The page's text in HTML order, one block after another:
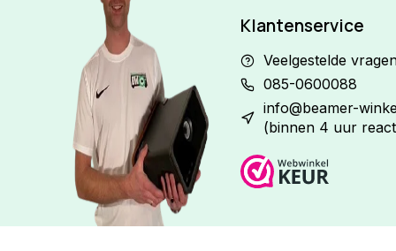
Klantenservice
Veelgestelde
085-0600088
info@beamer-
(binnen 4 uur